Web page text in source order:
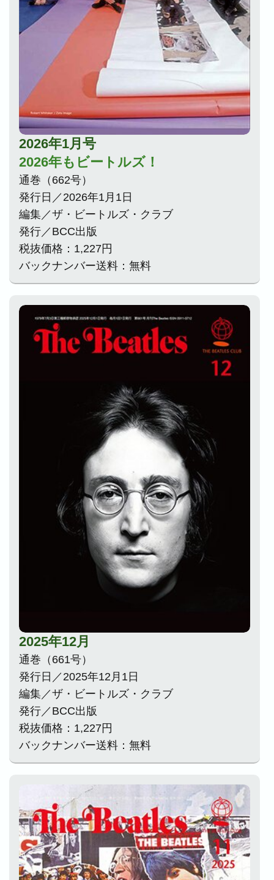
2026年1月号
2026年もビートルズ！
通巻（662号）
発行日／2026年1月1日
編集／ザ・ビートルズ・クラブ
発行／BCC出版
税抜価格：1,227円
バックナンバー送料：無料
2025年12月
通巻（661号）
発行日／2025年12月1日
編集／ザ・ビートルズ・クラブ
発行／BCC出版
税抜価格：1,227円
バックナンバー送料：無料